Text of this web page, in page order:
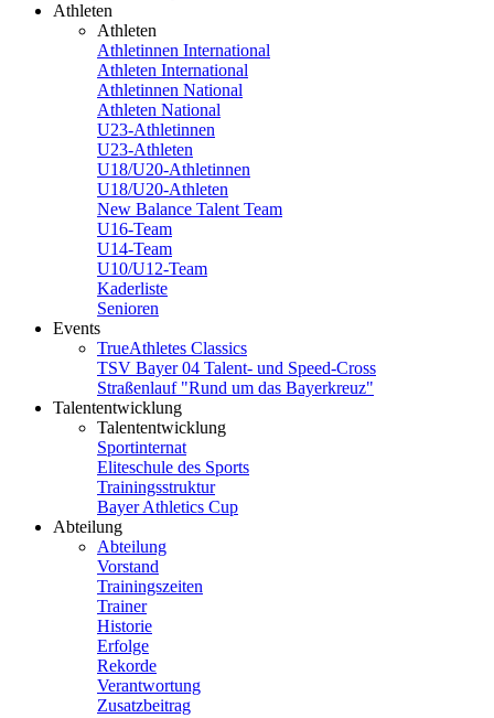
Athleten
Athleten
Athletinnen International
Athleten International
Athletinnen National
Athleten National
U23-Athletinnen
U23-Athleten
U18/U20-Athletinnen
U18/U20-Athleten
New Balance Talent Team
U16-Team
U14-Team
U10/U12-Team
Kaderliste
Senioren
Events
TrueAthletes Classics
TSV Bayer 04 Talent- und Speed-Cross
Straßenlauf "Rund um das Bayerkreuz"
Talententwicklung
Talententwicklung
Sportinternat
Eliteschule des Sports
Trainingsstruktur
Bayer Athletics Cup
Abteilung
Abteilung
Vorstand
Trainingszeiten
Trainer
Historie
Erfolge
Rekorde
Verantwortung
Zusatzbeitrag